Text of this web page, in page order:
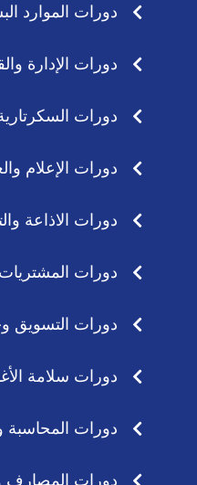
دورات الموارد
دورات الإدارة
دورات
دورات الإعلام
دورات الاذاعة
دورات
دورات التسويق
دورات سلامة
دورات المحاسبة
دورات المصارف